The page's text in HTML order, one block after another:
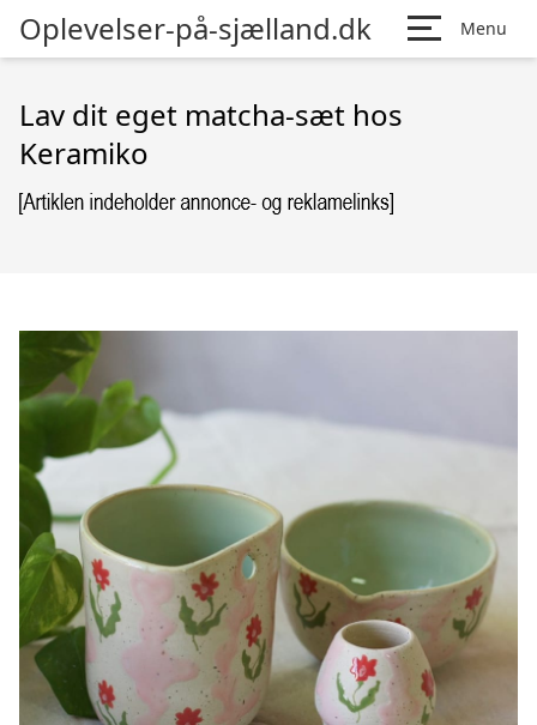
Oplevelser-på-sjælland.dk Menu
Lav dit eget matcha-sæt hos
Keramiko